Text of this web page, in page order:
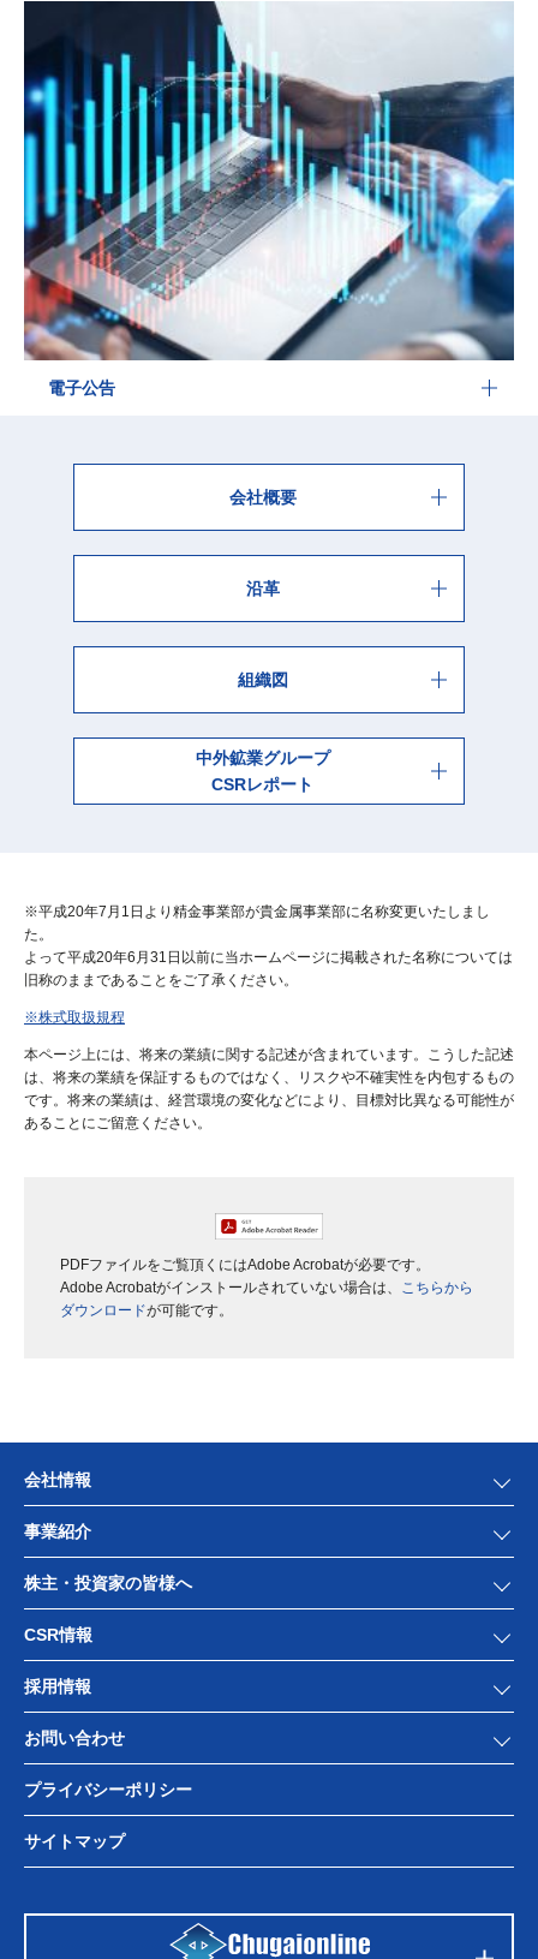
電子公告
会社概要
沿革
組織図
中外鉱業グループ
CSRレポート
※平成20年7月1日より精金事業部が貴金属事業部に名称変更いたしまし
た。
よって平成20年6月31日以前に当ホームページに掲載された名称については
旧称のままであることをご了承ください。
※株式取扱規程
本ページ上には、将来の業績に関する記述が含まれています。こうした記述
は、将来の業績を保証するものではなく、リスクや不確実性を内包するもの
です。将来の業績は、経営環境の変化などにより、目標対比異なる可能性が
あることにご留意ください。
PDFファイルをご覧頂くにはAdobe Acrobatが必要です。
Adobe Acrobatがインストールされていない場合は、 こちらから
ダウンロードが可能です。
会社情報
事業紹介
株主・投資家の皆様へ
CSR情報
採用情報
お問い合わせ
プライバシーポリシー
サイトマップ